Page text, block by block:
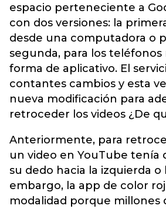
espacio perteneciente a
con dos versiones: la
desde una computadora o
segunda, para los teléfonos
forma de aplicativo. El
contantes cambios y esta
nueva modificación para
retroceder los videos ¿De
Anteriormente, para
un video en YouTube tenía
su dedo hacia la izquierda o
embargo, la app de color
modalidad porque millones